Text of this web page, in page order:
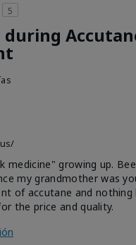
5
during
medicine" growing up.
my grandmother was
of accutane and nothing
the price and quality.